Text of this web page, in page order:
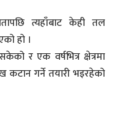
त्यहाँबाट केही तल
हो ।
र एक वर्षभित्र क्षेत्रमा
गर्ने तयारी भइरहेको